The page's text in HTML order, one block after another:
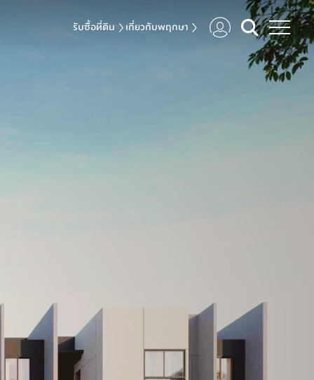
รับซื้อที่ดิน เกี่ยวกับพฤกษา